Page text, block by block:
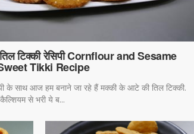
टिक्की रेसिपी Cornflour and Sesame
Tikki Recipe
के साथ आज हम बनाने जा रहे हैं मक्की के आटे की तिल टिक्की.
से भरी ये ब...